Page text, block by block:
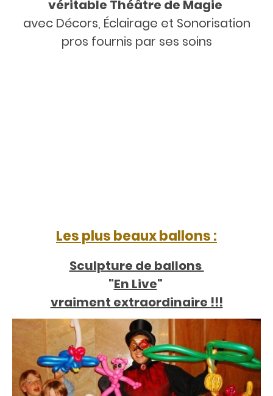
véritable Théâtre de Magie
avec Décors, Éclairage et Sonorisation
pros fournis par ses soins
Les plus beaux ballons :
Sculpture de ballons
"En Live"
vraiment extraordinaire !!!